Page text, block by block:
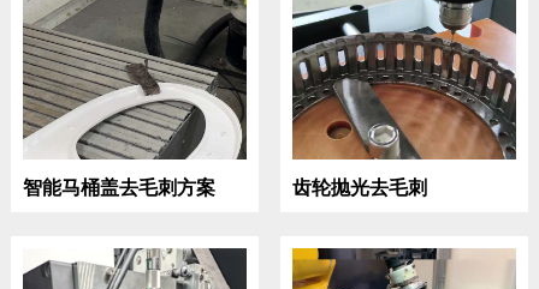
智能马桶盖去毛刺方案 齿轮抛光去毛刺